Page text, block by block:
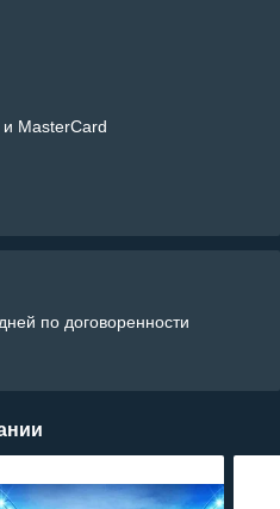
и MasterCard
по договоренности